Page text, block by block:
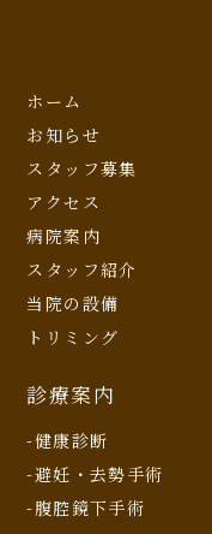
ホーム
お知らせ
スタッフ募集
アクセス
病院案内
スタッフ紹介
当院の設備
トリミング
診療案内
-健康診断
-避妊・去勢手術
-腹腔鏡下手術